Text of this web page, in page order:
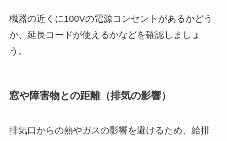
機器の近くに100Vの電源コンセントがあるかどう
か、延長コードが使えるかなどを確認しましょ
う。
窓や障害物との距離（排気の影響）
排気口からの熱やガスの影響を避けるため、給排